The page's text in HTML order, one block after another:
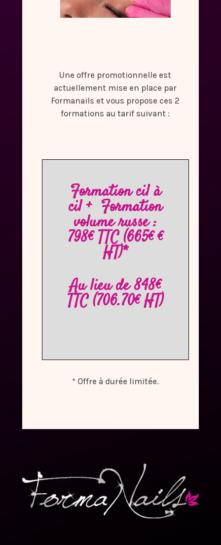
Une offre promotionnelle est
actuellement mise en place par
Formanails et vous propose ces 2
formations au tarif suivant :
Formation cil à
cil + Formation
volume russe :
798€ TTC (665€ €
HT)*
Au lieu de 848€
TTC (706.70€ HT)
* Offre à durée limitée.